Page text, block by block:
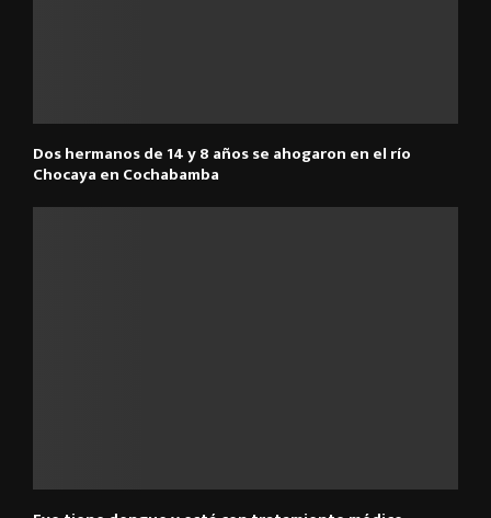
Dos hermanos de 14 y 8 años se ahogaron en el río
Chocaya en Cochabamba